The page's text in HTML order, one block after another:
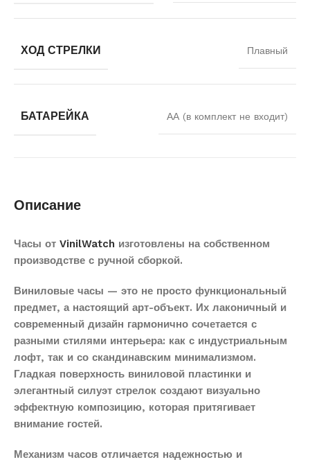
ХОД СТРЕЛКИ Плавный
БАТАРЕЙКА АА (в комплект не входит)
Описание
Часы от VinilWatch изготовлены на собственном
производстве с ручной сборкой.
Виниловые часы — это не просто функциональный
предмет, а настоящий арт-объект. Их лаконичный и
современный дизайн гармонично сочетается с
разными стилями интерьера: как с индустриальным
лофт, так и со скандинавским минимализмом.
Гладкая поверхность виниловой пластинки и
элегантный силуэт стрелок создают визуально
эффектную композицию, которая притягивает
внимание гостей.
Механизм часов отличается надежностью и